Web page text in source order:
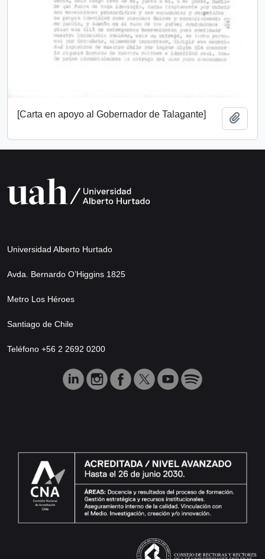
[Carta en apoyo al Gobernador de Talagante]
Universidad Alberto Hurtado
Avda. Bernardo O’Higgins 1825
Metro Los Héroes
Santiago de Chile
Teléfono +56 2 2692 0200